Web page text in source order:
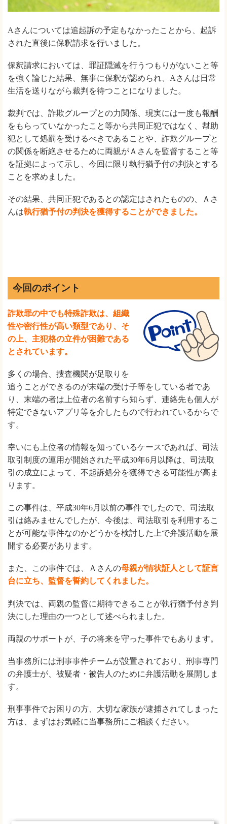
Aさんについては追起訴の予定もなかったことから、起訴
された直後に保釈請求を行いました。
保釈請求においては、罪証隠滅を行うつもりがないこと等
を強く論じた結果、無事に保釈が認められ、Aさんは日常
生活を送りながら裁判を待つことになりました。
裁判では、詐欺グループとの力関係、現実には一度も報酬
をもらっていなかったこと等から共同正犯ではなく、幇助
犯として処罰を受けるべきであることや、詐欺グループと
の関係を断絶させるために両親がＡさんを監督すること等
を証拠によって示し、今回に限り執行猶予付の判決とする
ことを求めました。
その結果、共同正犯であるとの認定はされたものの、Ａさ
んは執行猶予付の判決を獲得することができました。
今回のポイント
詐欺罪の中でも特殊詐欺は、組織
性や密行性が高い類型であり、そ
の上、主犯格の立件が困難である
とされています。
多くの場合、捜査機関が足取りを
追うことができるのが末端の受け子等をしている者であ
り、末端の者は上位者の名前すら知らず、連絡先も個人が
特定できないアプリ等を介したもので行われているからで
す。
幸いにも上位者の情報を知っているケースであれば、司法
取引制度の運用が開始された平成30年6月以降は、司法取
引の成立によって、不起訴処分を獲得できる可能性が高ま
ります。
この事件は、平成30年6月以前の事件でしたので、司法取
引は絡みませんでしたが、今後は、司法取引を利用するこ
とが可能な事件なのかどうかを検討した上で弁護活動を展
開する必要があります。
また、この事件では、Ａさんの母親が情状証人として証言
台に立ち、監督を誓約してくれました。
判決では、両親の監督に期待できることが執行猶予付き判
決にした理由の一つとして述べられました。
両親のサポートが、子の将来を守った事件でもあります。
当事務所には刑事事件チームが設置されており、刑事専門
の弁護士が、被疑者・被告人のために弁護活動を展開しま
す。
刑事事件でお困りの方、大切な家族が逮捕されてしまった
方は、まずはお気軽に当事務所にご相談ください。